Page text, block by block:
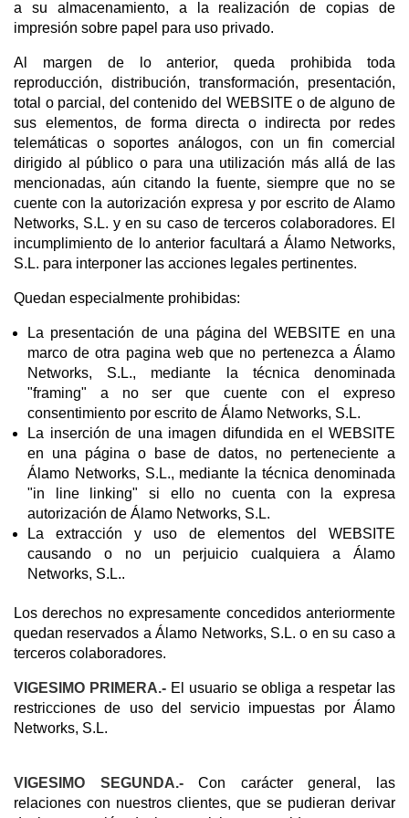
a su almacenamiento, a la realización de copias de
impresión sobre papel para uso privado.
Al margen de lo anterior, queda prohibida toda
reproducción, distribución, transformación, presentación,
total o parcial, del contenido del WEBSITE o de alguno de
sus elementos, de forma directa o indirecta por redes
telemáticas o soportes análogos, con un fin comercial
dirigido al público o para una utilización más allá de las
mencionadas, aún citando la fuente, siempre que no se
cuente con la autorización expresa y por escrito de Alamo
Networks, S.L. y en su caso de terceros colaboradores. El
incumplimiento de lo anterior facultará a Álamo Networks,
S.L. para interponer las acciones legales pertinentes.
Quedan especialmente prohibidas:
La presentación de una página del WEBSITE en una
marco de otra pagina web que no pertenezca a Álamo
Networks, S.L., mediante la técnica denominada
"framing" a no ser que cuente con el expreso
consentimiento por escrito de Álamo Networks, S.L.
La inserción de una imagen difundida en el WEBSITE
en una página o base de datos, no perteneciente a
Álamo Networks, S.L., mediante la técnica denominada
"in line linking" si ello no cuenta con la expresa
autorización de Álamo Networks, S.L.
La extracción y uso de elementos del WEBSITE
causando o no un perjuicio cualquiera a Álamo
Networks, S.L..
Los derechos no expresamente concedidos anteriormente
quedan reservados a Álamo Networks, S.L. o en su caso a
terceros colaboradores.
VIGESIMO PRIMERA.- El usuario se obliga a respetar las
restricciones de uso del servicio impuestas por Álamo
Networks, S.L.
VIGESIMO SEGUNDA.-Con carácter general, las
relaciones con nuestros clientes, que se pudieran derivar